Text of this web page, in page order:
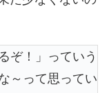
ぞ！」っていう
～って思ってい